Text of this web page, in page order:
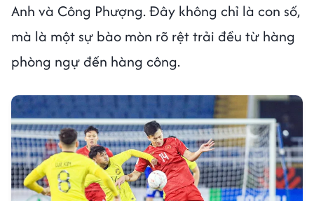
Anh và Công Phượng. Đây không chỉ là con số,
mà là một sự bào mòn rõ rệt trải đều từ hàng
phòng ngự đến hàng công.